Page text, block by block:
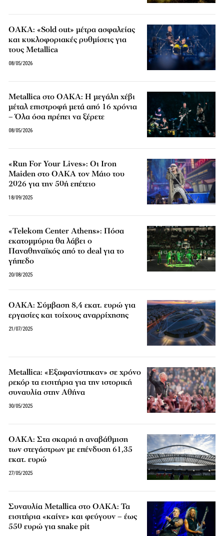
ΟΑΚΑ: «Sold out» μέτρα ασφαλείας
και κυκλοφοριακές ρυθμίσεις για
τους Metallica
08/05/2026
Metallica στο ΟΑΚΑ: Η μεγάλη χέβι
μέταλ επιστροφή μετά από 16 χρόνια
– Όλα όσα πρέπει να ξέρετε
08/05/2026
«Run For Your Lives»: Οι Iron
Maiden στο ΟΑΚΑ τον Μάιο του
2026 για την 50ή επέτειο
18/09/2025
«Telekom Center Athens»: Πόσα
εκατομμύρια θα λάβει ο
Παναθηναϊκός από το deal για το
γήπεδο
20/08/2025
ΟΑΚΑ: Σύμβαση 8,4 εκατ. ευρώ για
εργασίες και τοίχους αναρρίχησης
21/07/2025
Metallica: «Εξαφανίστηκαν» σε χρόνο
ρεκόρ τα εισιτήρια για την ιστορική
συναυλία στην Αθήνα
30/05/2025
ΟΑΚΑ: Στα σκαριά η αναβάθμιση
των στεγάστρων με επένδυση 61,35
εκατ. ευρώ
27/05/2025
Συναυλία Metallica στο ΟΑΚΑ: Τα
εισιτήρια «καίνε» και φεύγουν – έως
550 ευρώ για snake pit